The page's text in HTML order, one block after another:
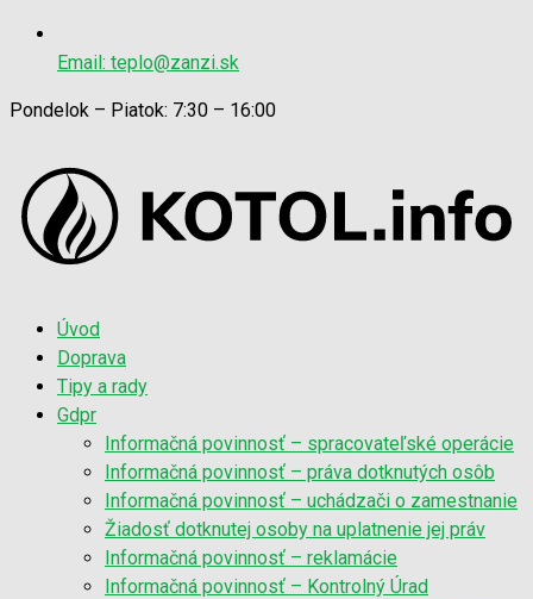
Email: teplo@zanzi.sk
Pondelok – Piatok: 7:30 – 16:00
Úvod
Doprava
Tipy a rady
Gdpr
Informačná povinnosť – spracovateľské operácie
Informačná povinnosť – práva dotknutých osôb
Informačná povinnosť – uchádzači o zamestnanie
Žiadosť dotknutej osoby na uplatnenie jej práv
Informačná povinnosť – reklamácie
Informačná povinnosť – Kontrolný Úrad